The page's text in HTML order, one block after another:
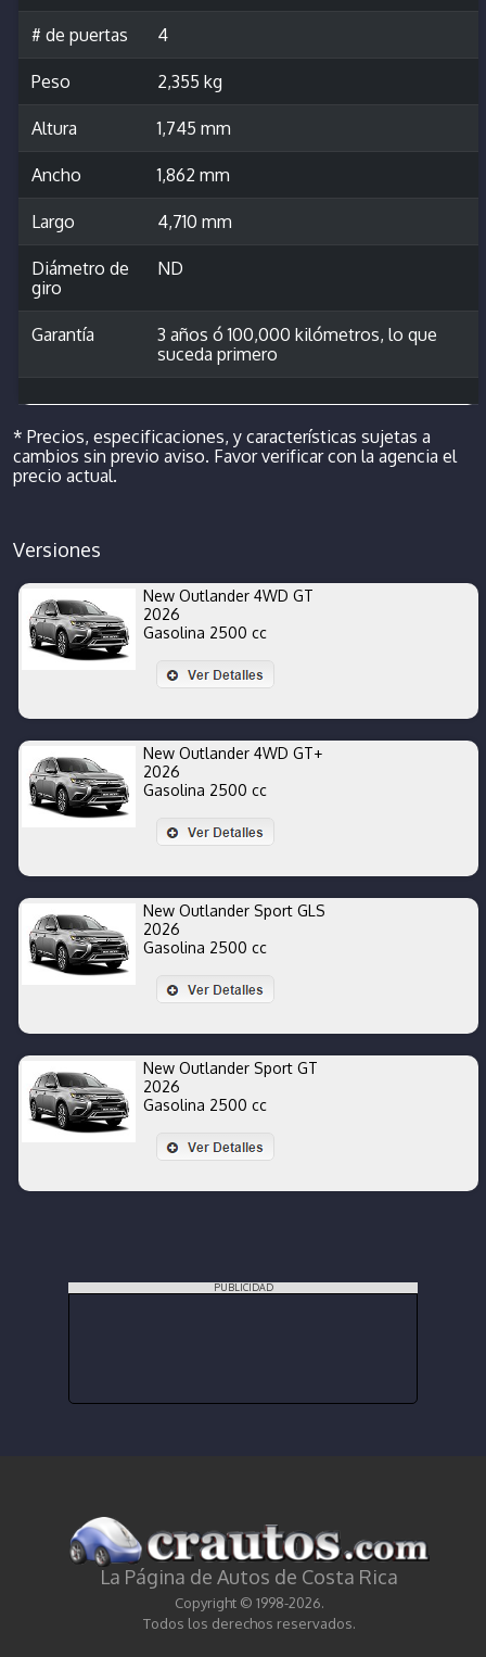
# de puertas 4
Peso 2,355 kg
Altura 1,745 mm
Ancho 1,862 mm
Largo 4,710 mm
Diámetro de
giro
ND
Garantía
3 años ó 100,000 kilómetros, lo que
suceda primero
* Precios, especificaciones, y características sujetas a
cambios sin previo aviso. Favor verificar con la agencia el
precio actual.
Versiones
New Outlander 4WD GT
2026
Gasolina 2500 cc
New Outlander 4WD GT+
2026
Gasolina 2500 cc
New Outlander Sport GLS
2026
Gasolina 2500 cc
New Outlander Sport GT
2026
Gasolina 2500 cc
PUBLICIDAD
La Página de Autos de Costa Rica
Copyright © 1998-2026.
Todos los derechos reservados.